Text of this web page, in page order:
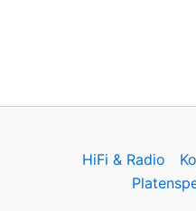
HiFi & Radio